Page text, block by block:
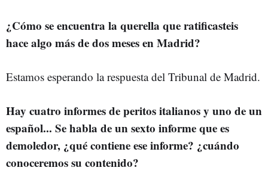
¿Cómo se encuentra la querella que ratificasteis
hace algo más de dos meses en Madrid?
Estamos esperando la respuesta del Tribunal de Madrid.
Hay cuatro informes de peritos italianos y uno de un
español... Se habla de un sexto informe que es
demoledor, ¿qué contiene ese informe? ¿cuándo
conoceremos su contenido?